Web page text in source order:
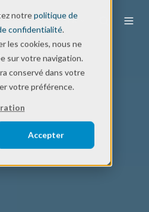
notrepolitique de
confidentialité.
les cookies, nous ne
sur votre navigation.
conservé dans votre
votre préférence.
Accepter
FR